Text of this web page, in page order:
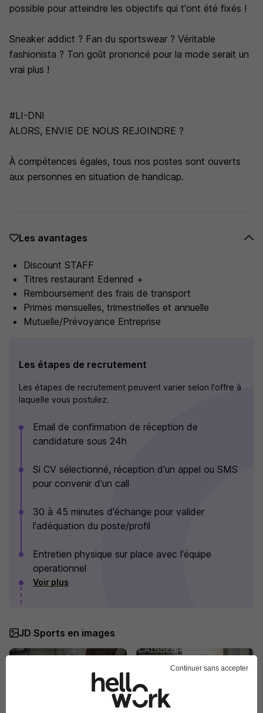
possible pour atteindre les objectifs qui t'ont été fixés !
Sneaker addict ? Fan du sportswear ? Véritable
fashionista ? Ton goût prononcé pour la mode serait un
vrai plus !
#LI-DNI
ALORS, ENVIE DE NOUS REJOINDRE ?
À compétences égales, tous nos postes sont ouverts
aux personnes en situation de handicap.
Les avantages
Discount STAFF
Titres restaurant Edenred +
Remboursement des frais de transport
Primes mensuelles, trimestrielles et annuelle
Mutuelle/Prévoyance Entreprise
Les étapes de recrutement
Les étapes de recrutement peuvent varier selon l'offre à
laquelle vous postulez.
Email de confirmation de réception de
candidature sous 24h
Si CV sélectionné, réception d'un appel ou SMS
pour convenir d'un call
30 à 45 minutes d'échange pour valider
l'adéquation du poste/profil
Entretien physique sur place avec l'équipe
operationnel
Voir plus
JD Sports en images
Continuer sans accepter